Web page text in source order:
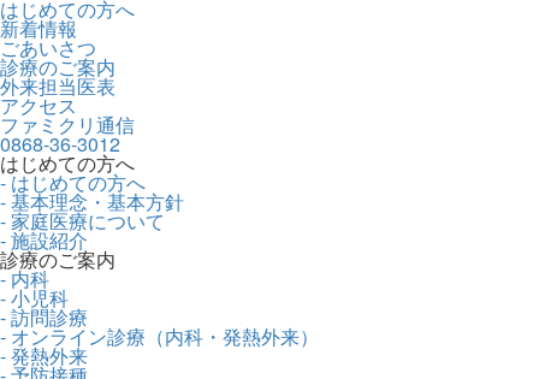
はじめての方へ
新着情報
ごあいさつ
診療のご案内
外来担当医表
アクセス
ファミクリ通信
0868-36-3012
はじめての方へ
- はじめての方へ
- 基本理念・基本方針
- 家庭医療について
- 施設紹介
診療のご案内
- 内科
- 小児科
- 訪問診療
- オンライン診療（内科・発熱外来）
- 発熱外来